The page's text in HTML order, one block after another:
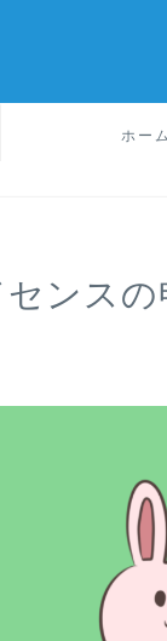
ホー
ンス